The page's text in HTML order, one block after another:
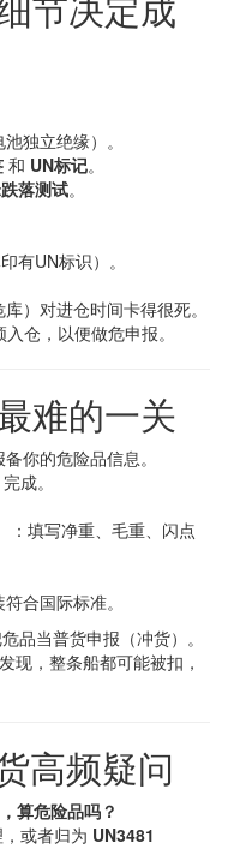
池独立绝缘）。
和 UN标记。
落测试。
印有UN标识）。
）对进仓时间卡得很死。
入仓，以便做危申报。
难的一关
你的危险品信息。
完成。
：填写净重、毛重、闪点
合国际标准。
品当普货申报（冲货）。
现，整条船都可能被扣，
高频疑问
算危险品吗？
或者归为 UN3481